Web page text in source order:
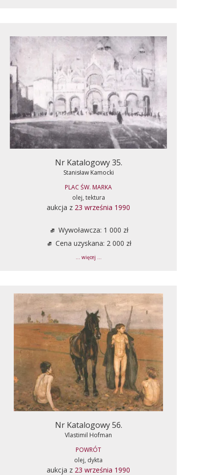
Nr Katalogowy 35.
Stanisław Kamocki
PLAC ŚW. MARKA
olej, tektura
aukcja z 23 września 1990
Wywoławcza: 1 000 zł
Cena uzyskana: 2 000 zł
... więcej ...
Nr Katalogowy 56.
Vlastimil Hofman
POWRÓT
olej, dykta
aukcja z 23 września 1990